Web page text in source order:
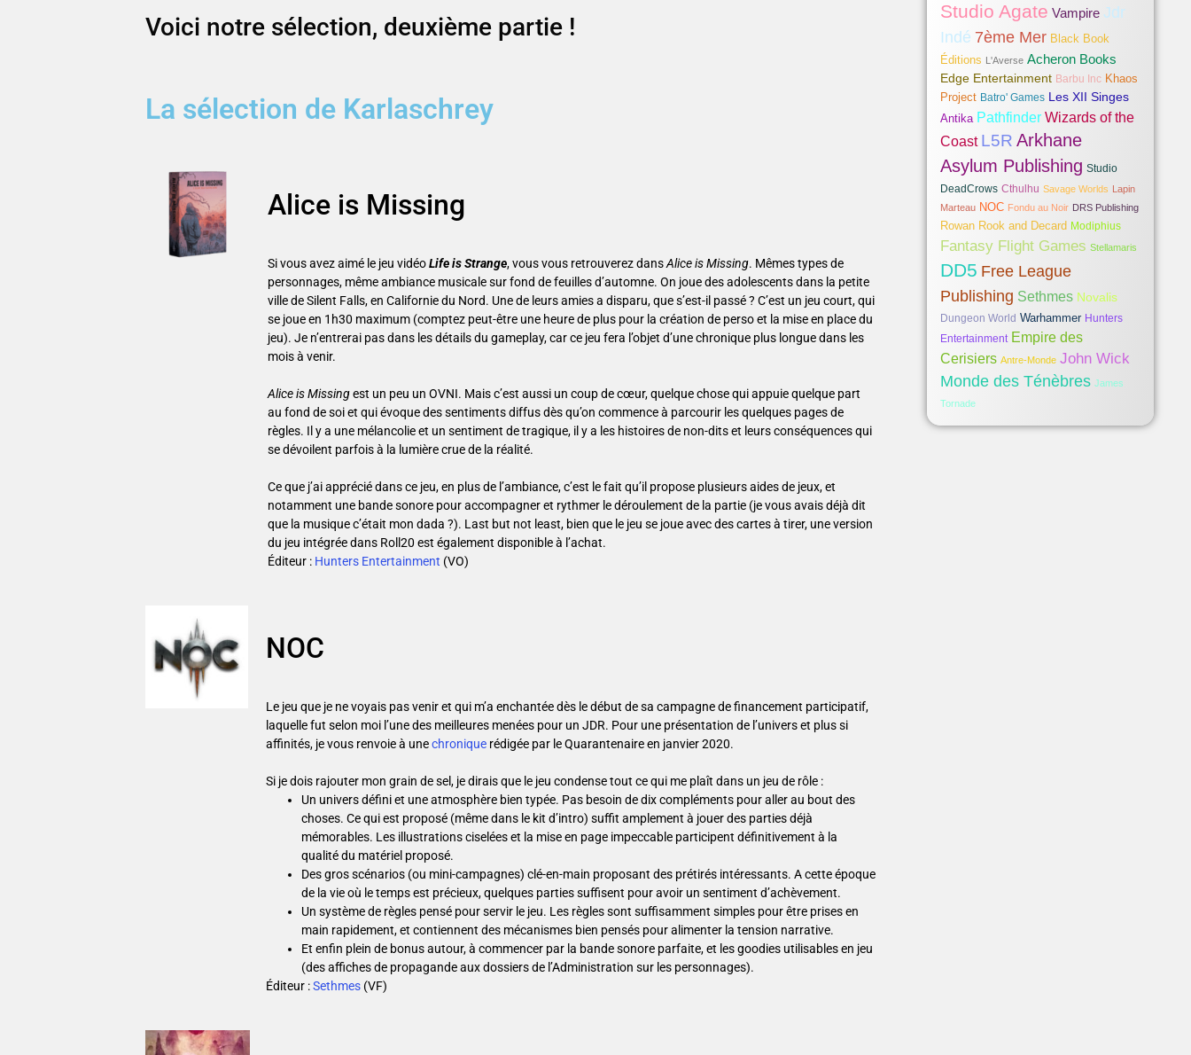
Voici notre sélection, deuxième partie !
La sélection de Karlaschrey
Alice is Missing
Si vous avez aimé le jeu vidéoLife is Strange, vous vous retrouverez dansAlice is Missing. Mêmes types de
personnages, même ambiance musicale sur fond de feuilles d’automne. On joue des adolescents dans la petite
ville de Silent Falls, en Californie du Nord. Une de leurs amies a disparu, que s’est-il passé ? C’est un jeu court, qui
se joue en 1h30 maximum (comptez peut-être une heure de plus pour la création de perso et la mise en place du
jeu). Je n’entrerai pas dans les détails du gameplay, car ce jeu fera l’objet d’une chronique plus longue dans les
mois à venir.
Alice is Missingest un peu un OVNI. Mais c’est aussi un coup de cœur, quelque chose qui appuie quelque part
au fond de soi et qui évoque des sentiments diffus dès qu’on commence à parcourir les quelques pages de
règles. Il y a une mélancolie et un sentiment de tragique, il y a les histoires de non-dits et leurs conséquences qui
se dévoilent parfois à la lumière crue de la réalité.
Ce que j’ai apprécié dans ce jeu, en plus de l’ambiance, c’est le fait qu’il propose plusieurs aides de jeux, et
notamment une bande sonore pour accompagner et rythmer le déroulement de la partie (je vous avais déjà dit
que la musique c’était mon dada ?). Last but not least, bien que le jeu se joue avec des cartes à tirer, une version
du jeu intégrée dans Roll20 est également disponible à l’achat.
Éditeur : Hunters Entertainment (VO)
NOC
Le jeu que je ne voyais pas venir et qui m’a enchantée dès le début de sa campagne de financement participatif,
laquelle fut selon moi l’une des meilleures menées pour un JDR. Pour une présentation de l’univers et plus si
affinités, je vous renvoie à unechronique rédigée par le Quarantenaire en janvier 2020.
Si je dois rajouter mon grain de sel, je dirais que le jeu condense tout ce qui me plaît dans un jeu de rôle :
Un univers défini et une atmosphère bien typée. Pas besoin de dix compléments pour aller au bout des
choses. Ce qui est proposé (même dans le kit d’intro) suffit amplement à jouer des parties déjà
mémorables. Les illustrations ciselées et la mise en page impeccable participent définitivement à la
qualité du matériel proposé.
Des gros scénarios (ou mini-campagnes) clé-en-main proposant des prétirés intéressants. A cette époque
de la vie où le temps est précieux, quelques parties suffisent pour avoir un sentiment d’achèvement.
Un système de règles pensé pour servir le jeu. Les règles sont suffisamment simples pour être prises en
main rapidement, et contiennent des mécanismes bien pensés pour alimenter la tension narrative.
Et enfin plein de bonus autour, à commencer par la bande sonore parfaite, et les goodies utilisables en jeu
(des affiches de propagande aux dossiers de l’Administration sur les personnages).
Éditeur :Sethmes (VF)
Studio Agate Vampire Jdr
Indé 7ème Mer Black Book
Éditions L'Averse Acheron Books
Edge Entertainment Barbu Inc Khaos
Project Batro' Games Les XII Singes
Antika Pathfinder Wizards of the
Coast L5R Arkhane
Asylum Publishing Studio
DeadCrows Cthulhu Savage Worlds Lapin
Marteau NOC Fondu au Noir DRS Publishing
Rowan Rook and Decard Modiphius
Fantasy Flight Games Stellamaris
DD5 Free League
Publishing Sethmes Novalis
Dungeon World Warhammer Hunters
Entertainment Empire des
Cerisiers Antre-Monde John Wick
Monde des Ténèbres James
Tornade